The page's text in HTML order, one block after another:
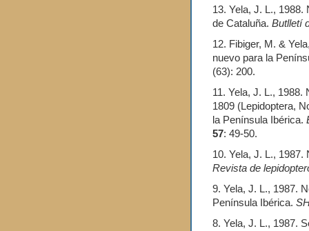
13. Yela, J. L.,
de Cataluña. Butlletí
12. Fibiger, M. &
nuevo para la
(63): 200.
11. Yela, J. L.,
1809 (Lepidoptera,
la Península Ibérica.
57: 49-50.
10. Yela, J. L.,
Revista de
9. Yela, J. L., 1987.
Península Ibérica.
8. Yela, J. L., 1987.